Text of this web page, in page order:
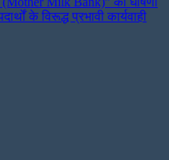
के विरूद्ध प्रभावी कार्यवाही